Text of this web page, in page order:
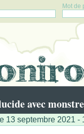
Mot de
avec
13 septembre 2021 -